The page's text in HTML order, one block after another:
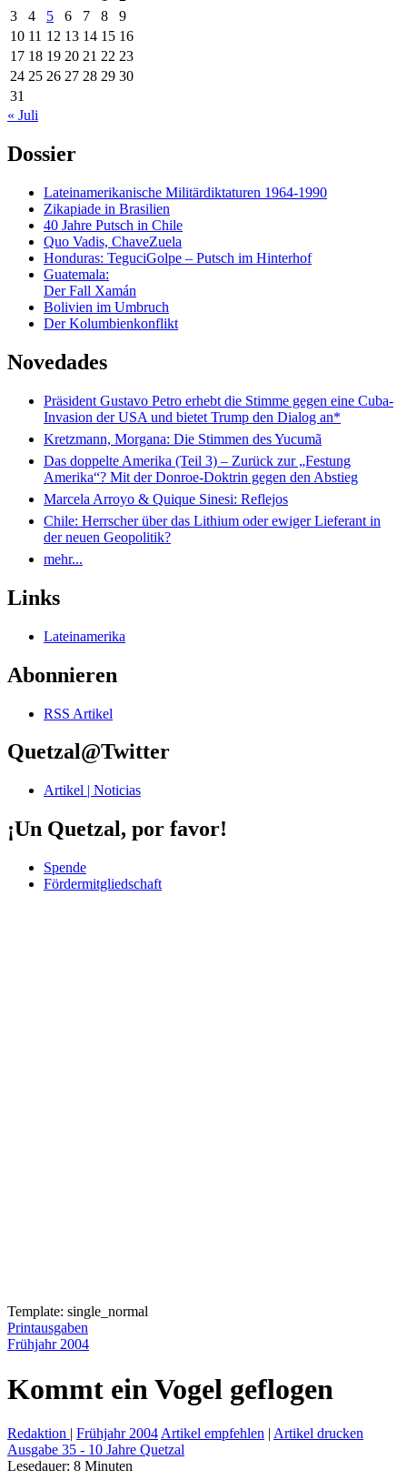
3
4 5 6 7 8
9
10 11 12 13 14 15 16
17 18 19 20 21 22 23
24 25 26 27 28 29 30
31
« Juli
Dossier
Lateinamerikanische Militärdiktaturen 1964-1990
Zikapiade in Brasilien
40 Jahre Putsch in Chile
Quo Vadis, ChaveZuela
Honduras: TeguciGolpe – Putsch im Hinterhof
Guatemala:
Der Fall Xamán
Bolivien im Umbruch
Der Kolumbienkonflikt
Novedades
Präsident Gustavo Petro erhebt die Stimme gegen eine Cuba-
Invasion der USA und bietet Trump den Dialog an*
Kretzmann, Morgana: Die Stimmen des Yucumã
Das doppelte Amerika (Teil 3) – Zurück zur „Festung
Amerika“? Mit der Donroe-Doktrin gegen den Abstieg
Marcela Arroyo & Quique Sinesi: Reflejos
Chile: Herrscher über das Lithium oder ewiger Lieferant in
der neuen Geopolitik?
mehr...
Links
Lateinamerika
Abonnieren
RSS Artikel
Quetzal@Twitter
Artikel | Noticias
¡Un Quetzal, por favor!
Spende
Fördermitgliedschaft
Template: single_normal
Printausgaben
Frühjahr 2004
Kommt ein Vogel geflogen
Redaktion | Frühjahr 2004 Artikel empfehlen | Artikel drucken
Ausgabe 35 - 10 Jahre Quetzal
Lesedauer: 8 Minuten